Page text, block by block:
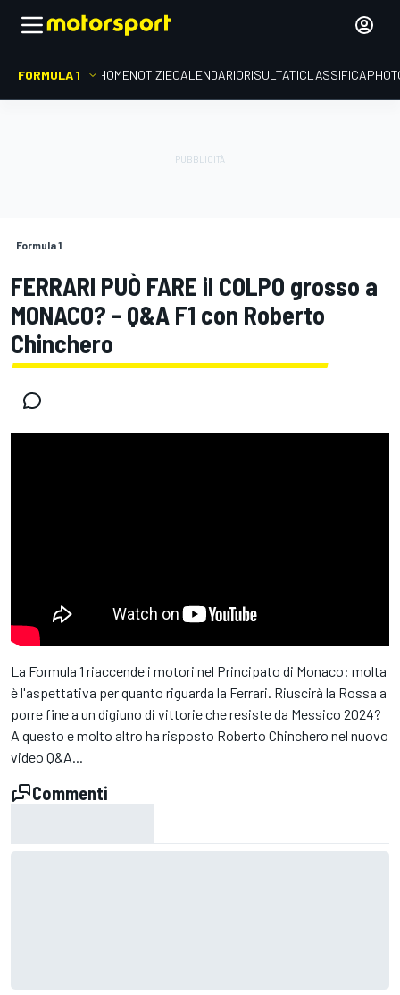
FORMULA 1 HOMENOTIZIECALENDARIORISULTATICLASSIFICA
Formula 1
FERRARI PUÒ FARE il COLPO grosso a
MONACO? - Q&A F1 con Roberto
Chinchero
La Formula 1 riaccende i motori nel Principato di Monaco: molta
è l'aspettativa per quanto riguarda la Ferrari. Riuscirà la Rossa a
porre fine a un digiuno di vittorie che resiste da Messico 2024?
A questo e molto altro ha risposto Roberto Chinchero nel nuovo
video Q&A...
Commenti